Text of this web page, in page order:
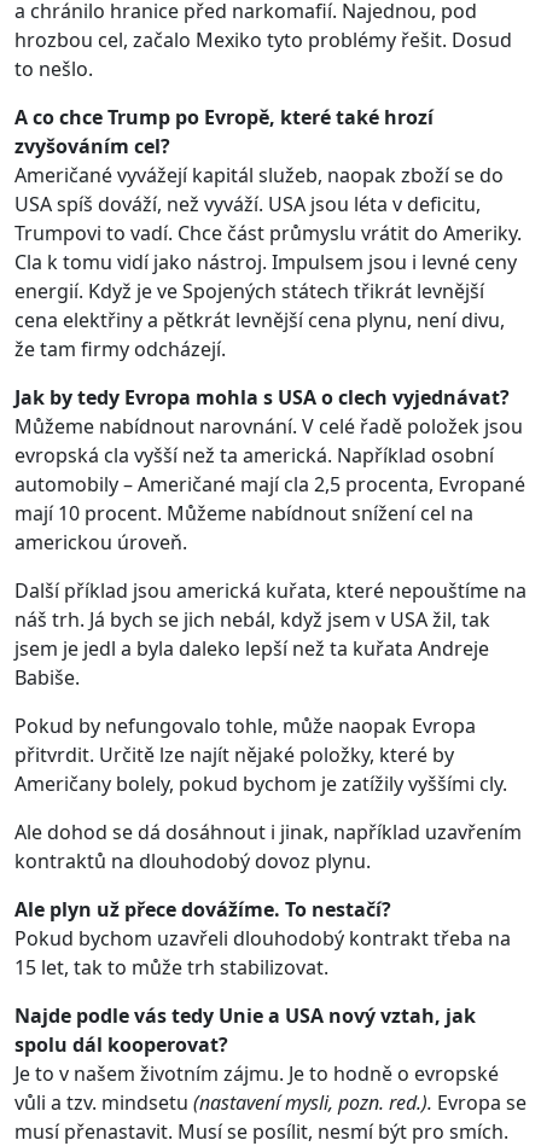
a chránilo hranice před narkomafií. Najednou, pod
hrozbou cel, začalo Mexiko tyto problémy řešit. Dosud
to nešlo.
A co chce Trump po Evropě, které také hrozí
zvyšováním cel?
Američané vyvážejí kapitál služeb, naopak zboží se do
USA spíš dováží, než vyváží. USA jsou léta v deficitu,
Trumpovi to vadí. Chce část průmyslu vrátit do Ameriky.
Cla k tomu vidí jako nástroj. Impulsem jsou i levné ceny
energií. Když je ve Spojených státech třikrát levnější
cena elektřiny a pětkrát levnější cena plynu, není divu,
že tam firmy odcházejí.
Jak by tedy Evropa mohla s USA o clech vyjednávat?
Můžeme nabídnout narovnání. V celé řadě položek jsou
evropská cla vyšší než ta americká. Například osobní
automobily – Američané mají cla 2,5 procenta, Evropané
mají 10 procent. Můžeme nabídnout snížení cel na
americkou úroveň.
Další příklad jsou americká kuřata, které nepouštíme na
náš trh. Já bych se jich nebál, když jsem v USA žil, tak
jsem je jedl a byla daleko lepší než ta kuřata Andreje
Babiše.
Pokud by nefungovalo tohle, může naopak Evropa
přitvrdit. Určitě lze najít nějaké položky, které by
Američany bolely, pokud bychom je zatížily vyššími cly.
Ale dohod se dá dosáhnout i jinak, například uzavřením
kontraktů na dlouhodobý dovoz plynu.
Ale plyn už přece dovážíme. To nestačí?
Pokud bychom uzavřeli dlouhodobý kontrakt třeba na
15 let, tak to může trh stabilizovat.
Najde podle vás tedy Unie a USA nový vztah, jak
spolu dál kooperovat?
Je to v našem životním zájmu. Je to hodně o evropské
vůli a tzv. mindsetu (nastavení mysli, pozn. red.). Evropa se
musí přenastavit. Musí se posílit, nesmí být pro smích.